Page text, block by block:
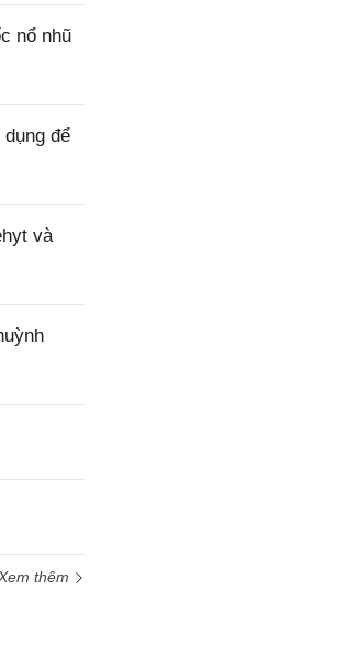
nổ nhũ
để
và
Xem thêm